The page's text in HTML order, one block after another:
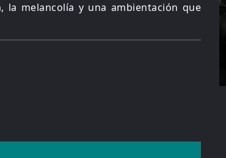
la melancolía y una ambientación que